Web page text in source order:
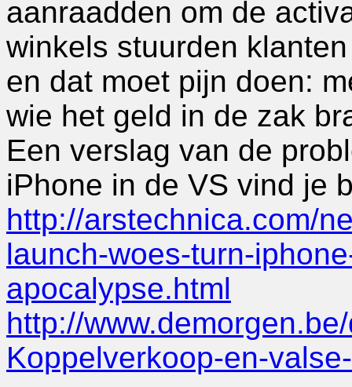
aanraadden om de
winkels stuurden
en dat moet pijn doen:
wie het geld in de zak
Een verslag van de
iPhone in de VS vind je
http://arstechnica.com/
launch-woes-turn-
apocalypse.html
http://
Koppelverkoop-en-